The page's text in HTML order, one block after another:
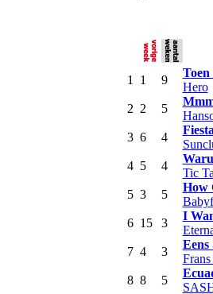
1 1 9
Hero
2 2 5
3 6 4
4 5 4
Tic
5 3 5
How
6 15 3
I
7 4 3
Eens
8 8 5